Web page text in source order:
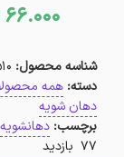
66.000
شناسه محصول:
دسته: همه
دهان شویه
برچسب: دهانشویه
77 بازدید